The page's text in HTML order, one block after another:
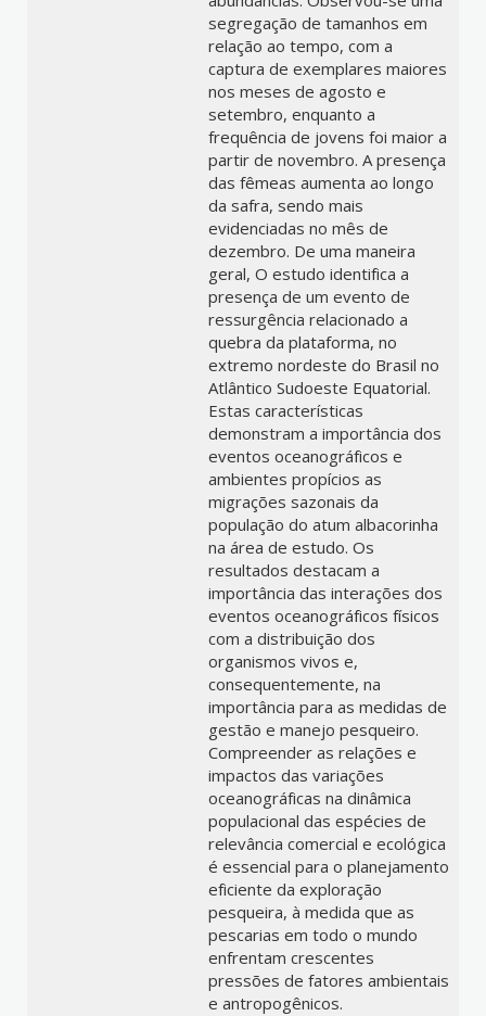
segregação de tamanhos em
relação ao tempo, com a
captura de exemplares maiores
nos meses de agosto e
setembro, enquanto a
frequência de jovens foi maior a
partir de novembro. A presença
das fêmeas aumenta ao longo
da safra, sendo mais
evidenciadas no mês de
dezembro. De uma maneira
geral, O estudo identifica a
presença de um evento de
ressurgência relacionado a
quebra da plataforma, no
extremo nordeste do Brasil no
Atlântico Sudoeste Equatorial.
Estas características
demonstram a importância dos
eventos oceanográficos e
ambientes propícios as
migrações sazonais da
população do atum albacorinha
na área de estudo. Os
resultados destacam a
importância das interações dos
eventos oceanográficos físicos
com a distribuição dos
organismos vivos e,
consequentemente, na
importância para as medidas de
gestão e manejo pesqueiro.
Compreender as relações e
impactos das variações
oceanográficas na dinâmica
populacional das espécies de
relevância comercial e ecológica
é essencial para o planejamento
eficiente da exploração
pesqueira, à medida que as
pescarias em todo o mundo
enfrentam crescentes
pressões de fatores ambientais
e antropogênicos.